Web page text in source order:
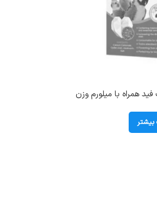
همراه با میلورم وزن
بیشتر